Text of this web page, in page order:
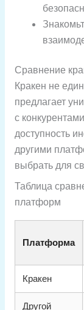
Сравнение
Кракен не
предлагает
с
доступность
другими
выбрать для
Таблица
платформ
Платформа
Кракен
Другой